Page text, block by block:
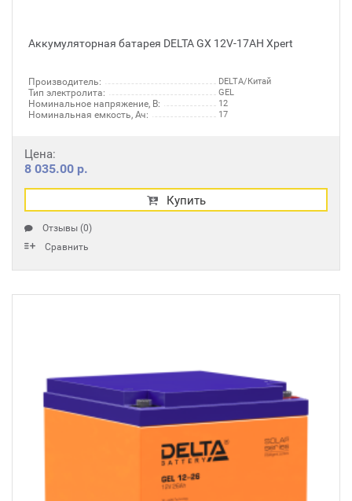
Аккумуляторная батарея DELTA GX 12V-17AH Xpert
Производитель: DELTA/Китай
Тип электролита: GEL
Номинальное напряжение, В: 12
Номинальная емкость, Ач: 17
Цена:
8 035.00 р.
Купить
Отзывы (0)
Сравнить